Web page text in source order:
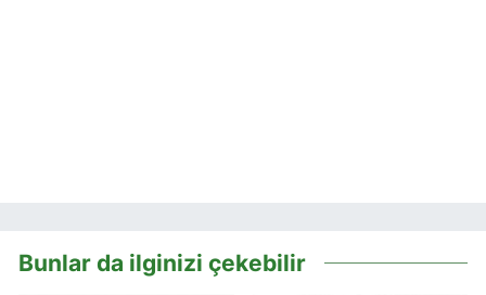
Bunlar da ilginizi çekebilir